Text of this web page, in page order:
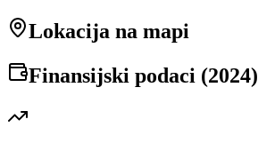
Lokacija na mapi
Finansijski podaci (2024)